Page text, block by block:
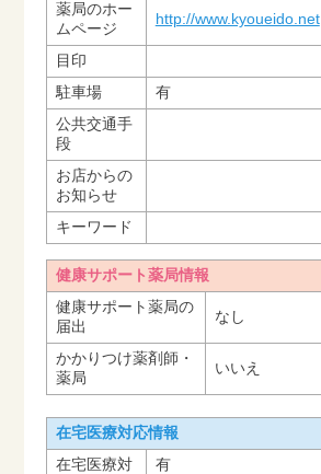
薬局のホー
ムページ
http://www.kyoueido.net
目印
駐車場
有
公共交通手
段
お店からの
お知らせ
キーワード
健康サポート薬局情報
健康サポート薬局の
届出
なし
かかりつけ薬剤師・
薬局
いいえ
在宅医療対応情報
在宅医療対
有